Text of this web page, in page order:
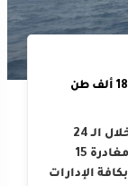
الهيئة العامة لميناء الإسكندرية تتداول 185 ألف طن
شهدت الهيئة العامة لميناء الإسكندرية خلال الـ 24
ساعة الماضية، إستقبال عدد 30 سفينة ومغادرة 15
بكافة الإدارات